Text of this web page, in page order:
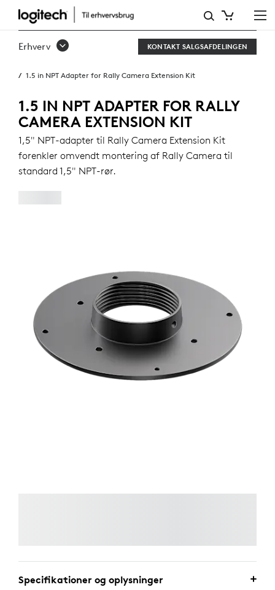
1,5"
NPT-
TIL
RALLY
CAMERA
EXTENSION
KIT
Erhverv KONTAKT SALGSAFDELINGEN
1.5 in NPT Adapter for Rally Camera Extension Kit
1.5 IN NPT ADAPTER FOR RALLY
CAMERA EXTENSION KIT
1,5" NPT-adapter til Rally Camera Extension Kit
forenkler omvendt montering af Rally Camera til
standard 1,5" NPT-rør.
Specifikationer og oplysninger